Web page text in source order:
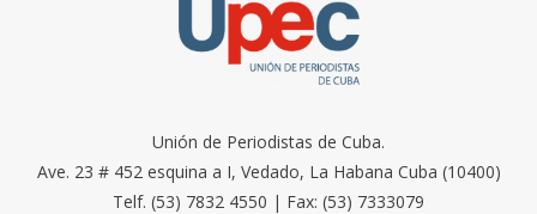
Unión de Periodistas de Cuba.
Ave. 23 # 452 esquina a I, Vedado, La Habana Cuba (10400)
Telf. (53) 7832 4550 | Fax: (53) 7333079